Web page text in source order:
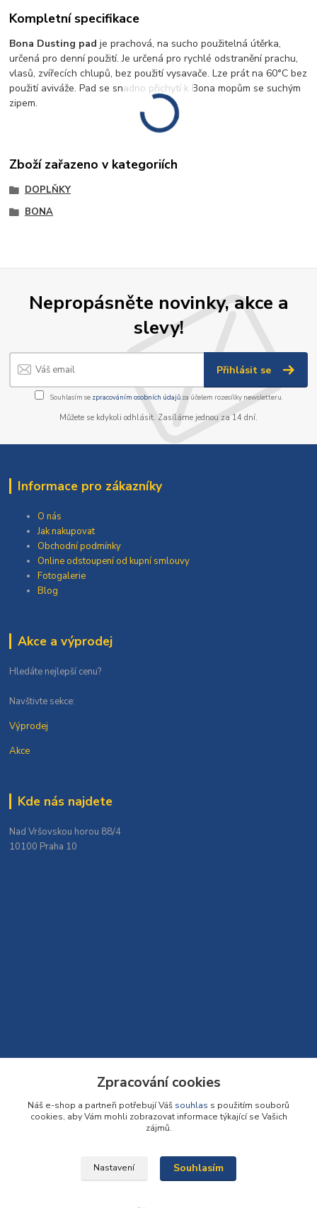
Kompletní specifikace
Bona Dusting pad je prachová, na sucho použitelná útěrka,
určená pro denní použití. Je určená pro rychlé odstranění prachu,
vlasů, zvířecích chlupů, bez použití vysavače. Lze prát na 60°C bez
použití aviváže. Pad se snadno přichytí k Bona mopům se suchým
zipem.
Zboží zařazeno v kategoriích
DOPLŇKY
BONA
Nepropásněte novinky, akce a
slevy!
Přihlásit se
Souhlasím se zpracováním osobních údajůza účelem rozesílky newsletteru.
Můžete se kdykoli odhlásit. Zasíláme jednou za 14 dní.
Informace pro zákazníky
O nás
Jak nakupovat
Obchodní podmínky
Online odstoupení od kupní smlouvy
Fotogalerie
Blog
Akce a výprodej
Hledáte nejlepší cenu?
Navštivte sekce:
Výprodej
Akce
Kde nás najdete
Nad Vršovskou horou 88/4
10100 Praha 10
Bomaparket tým
info@podlahy1.cz
Zpracování cookies
Náš e-shop a partneři potřebují Váš souhlas s použitím souborů
cookies, aby Vám mohli zobrazovat informace týkající se Vašich
zájmů.
Nastavení Souhlasím